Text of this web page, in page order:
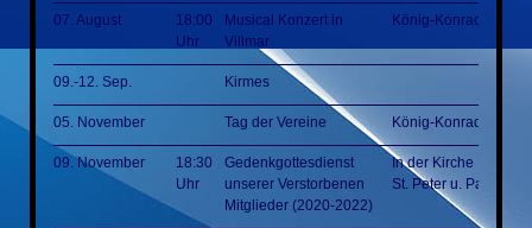
07. August
18:00
Uhr
Musical Konzert in
Villmar
König-Konrad-Halle
09.-12. Sep. Kirmes
05. November Tag der Vereine König-Konrad-Halle
09. November
18:30
Uhr
Gedenkgottesdienst
unserer Verstorbenen
Mitglieder (2020-2022)
In der Kirche
St. Peter u. Paul